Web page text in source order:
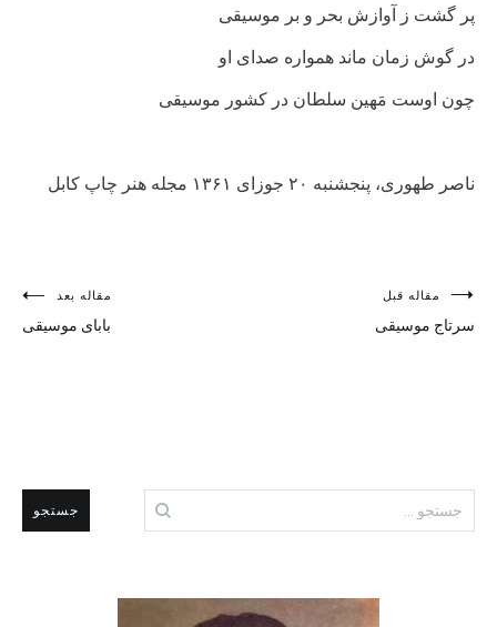
پر گشت ز آوازش بحر و بر موسیقی
در گوش زمان ماند همواره صدای او
چون اوست مَهین سلطان در کشور موسیقی
ناصر طهوری، پنجشنبه ۲۰ جوزای ۱۳۶۱ مجله هنر چاپ کابل
راهبری
نوشته
مقاله قبل
سرتاج موسیقی
مقاله بعد
بابای موسیقی
برای: